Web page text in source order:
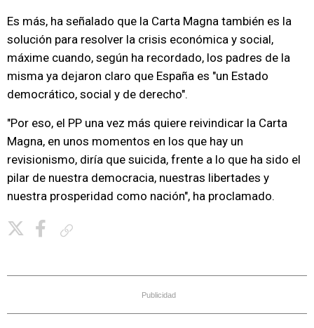
Es más, ha señalado que la Carta Magna también es la
solución para resolver la crisis económica y social,
máxime cuando, según ha recordado, los padres de la
misma ya dejaron claro que España es "un Estado
democrático, social y de derecho".
"Por eso, el PP una vez más quiere reivindicar la Carta
Magna, en unos momentos en los que hay un
revisionismo, diría que suicida, frente a lo que ha sido el
pilar de nuestra democracia, nuestras libertades y
nuestra prosperidad como nación", ha proclamado.
Publicidad